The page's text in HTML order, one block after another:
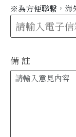
※為方便聯繫，海
備 註